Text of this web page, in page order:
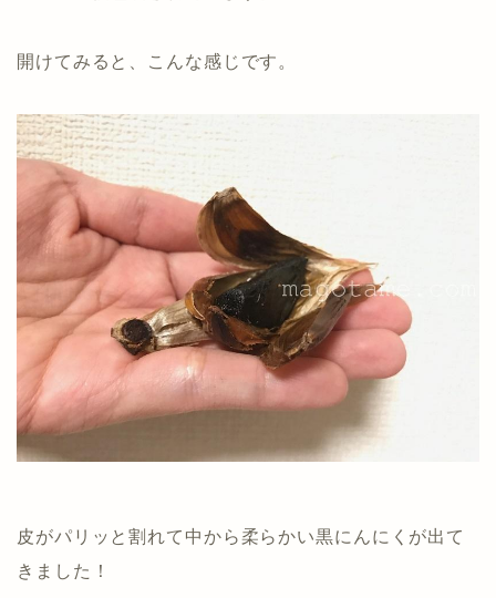
開けてみると、こんな感じです。
皮がパリッと割れて中から柔らかい黒にんにくが出て
きました！